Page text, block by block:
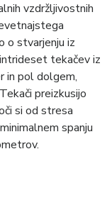
vzdržljivostnih
o stvarjenju iz
tekačev iz
in pol dolgem,
preizkusijo
si od stresa
spanju